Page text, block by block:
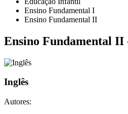
Ensino Fundamental I
Ensino Fundamental II
Ensino Fundamental II
Inglês
Autores: